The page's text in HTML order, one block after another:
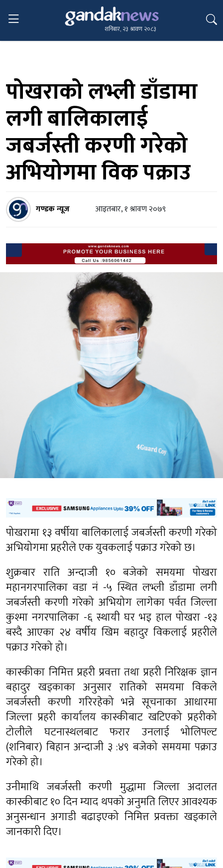
शनिबार, २३ श्रावण २०८३
पोखराको लभ्ली डाँडामा
लगी बालिकालाई
जबर्जस्ती करणी गरेको
अभियोगमा विक पक्राउ
गण्डक न्यूज आइतबार, १ श्रावण २०७९
पोखरामा १३ वर्षीया बालिकालाई जबर्जस्ती करणी गरेको
अभियोगमा प्रहरीले एक युवकलाई पक्राउ गरेको छ।
शुक्रबार राति अन्दाजी १० बजेको समयमा पोखरा
महानगरपालिका वडा नं -५ स्थित लभ्ली डाँडामा लगी
जबर्जस्ती करणी गरेको अभियोग लागेका पर्वत जिल्ला
कुश्मा नगरपालिका -६ स्थायी घर भइ हाल पोखरा -१३
बस्दै आएका २४ वर्षीय खिम बहादुर विकलाई प्रहरीले
पक्राउ गरेको हो।
कास्कीका निमित्त प्रहरी प्रवत्ता तथा प्रहरी निरिक्षक ज्ञान
बहादुर खड्काका अनुसार रातिको समयमा विकले
जबर्जस्ती करणी गरिरहेको भन्ने सूचनाका आधारमा
जिल्ला प्रहरी कार्यालय कास्कीबाट खटिएको प्रहरीको
टोलीले घटनास्थलबाट फरार उनलाई भोलिपल्ट
(शनिबार) बिहान अन्दाजी ३ :४९ बजेको समयमा पक्राउ
गरेको हो।
उनीमाथि जबर्जस्ती करणी मुद्धामा जिल्ला अदालत
कास्कीबाट १० दिन म्याद थपको अनुमति लिएर आवश्यक
अनुसन्धान अगाडी बढाइएको निमित्त प्रवक्ता खड्काले
जानकारी दिए।